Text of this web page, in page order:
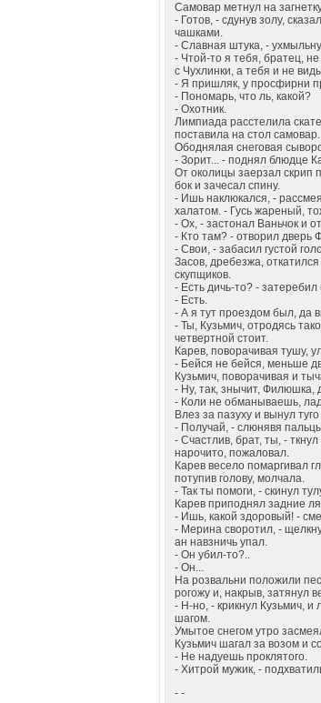
Самовар метнул на
- Готов, - сдунув золу,
чашками.
- Славная штука, -
- Чтой-то я тебя, братец,
с Чухлинки, а тебя и не
- Я пришляк, у просфирни
- Пономарь, что ль, какой?
- Охотник.
Лимпиада расстелила
поставила на стол самовар.
Ободнялая снеговая
- Зорит... - поднял блюдце
От околицы заерзал скрип
бок и зачесал спину.
- Ишь наклюкался, -
халатом. - Гусь жареный,
- Ох, - застонал Ваньчок и
- Кто там? - отворил дверь
- Свои, - забасил густой
Засов, дребезжа,
скупщиков.
- Есть дичь-то? -
- Есть.
- А я тут проездом был, да
- Ты, Кузьмич, отродясь
четвертной стоит.
Карев, поворачивая тушу,
- Бейся не бейся, меньше
Кузьмич, поворачивая и
- Ну, так, знычит, Филюшка,
- Коли не обманываешь,
Влез за пазуху и вынул
- Получай, - слюнявя
- Счастлив, брат, ты, -
нарочито, пожаловал.
Карев весело помаргивал
потупив голову, молчала.
- Так ты помоги, - скинул
Карев приподнял задние
- Ишь, какой здоровый! -
- Мерина своротил, -
ан навзничь упал.
- Он убил-то?..
- Он...
На розвальни положили
рогожу и, накрыв, затянул
- Н-но, - крикнул Кузьмич,
шагом.
Умытое снегом утро
Кузьмич шагал за возом и
- Не надуешь проклятого.
- Хитрой мужик, -
- -